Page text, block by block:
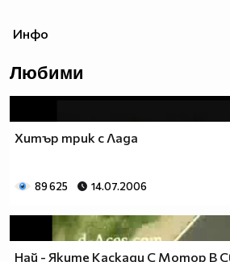
Инфо
Любими
Хитър трик с Лада
89 625 14.07.2006
Най - Яките Каскади С Мотор В